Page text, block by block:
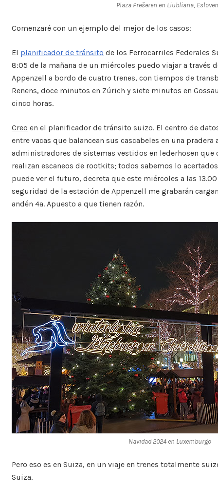
Plaza Prešeren en Liubliana,
Comenzaré con un ejemplo del mejor de los casos:
El planificador de tránsito de los Ferrocarriles Federales
8:05 de la mañana de un miércoles puedo viajar a través
Appenzell a bordo de cuatro trenes, con tiempos de
Renens, doce minutos en Zúrich y siete minutos en
cinco horas.
Creo en el planificador de tránsito suizo. El centro de
entre vacas que balancean sus cascabeles en una
administradores de sistemas vestidos en lederhosen que
realizan escaneos de rootkits; todos sabemos lo
puede ver el futuro, decreta que este miércoles a las
seguridad de la estación de Appenzell me grabarán
andén 4a. Apuesto a que tienen razón.
Navidad 2024 en Luxemburgo
Pero eso es en Suiza, en un viaje en trenes totalmente
Suiza.